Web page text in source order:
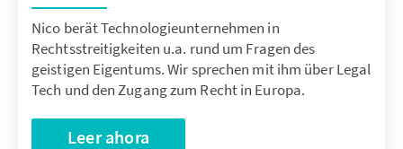
Nico berät Technologieunternehmen in
Rechtsstreitigkeiten u.a. rund um Fragen des
geistigen Eigentums. Wir sprechen mit ihm über Legal
Tech und den Zugang zum Recht in Europa.
Leer ahora